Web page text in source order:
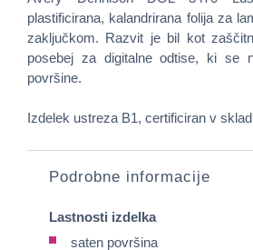
plastificirana, kalandrirana folija za
zaključkom. Razvit je bil kot
posebej za digitalne odtise, ki se
površine.
Izdelek ustreza B1, certificiran v
Podrobne informacije
Lastnosti izdelka
saten površina